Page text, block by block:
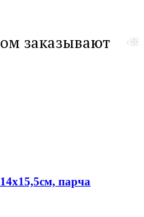
заказывают
парча